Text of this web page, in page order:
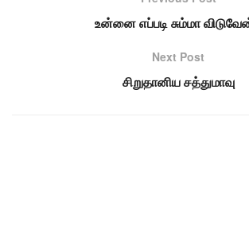
உன்னை எப்படி சும்மா
Next Post
சிறுதானிய சத்துமாவு